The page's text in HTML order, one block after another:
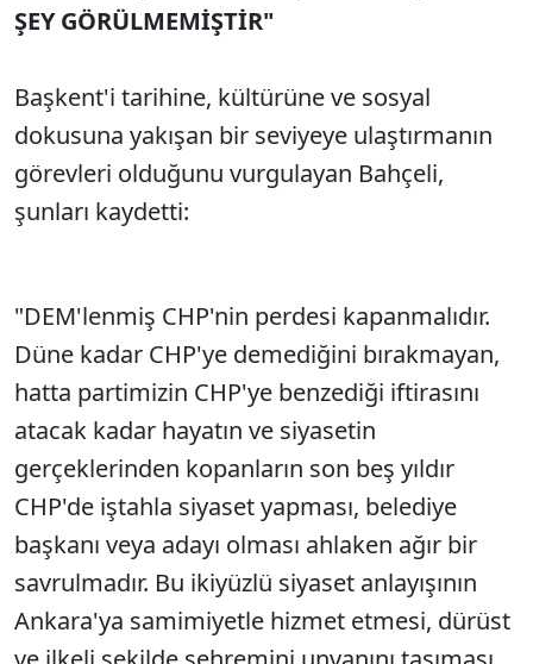
ŞEY GÖRÜLMEMİŞTİR"
Başkent'i tarihine, kültürüne ve sosyal
dokusuna yakışan bir seviyeye ulaştırmanın
görevleri olduğunu vurgulayan Bahçeli,
şunları kaydetti:
"DEM'lenmiş CHP'nin perdesi kapanmalıdır.
Düne kadar CHP'ye demediğini bırakmayan,
hatta partimizin CHP'ye benzediği iftirasını
atacak kadar hayatın ve siyasetin
gerçeklerinden kopanların son beş yıldır
CHP'de iştahla siyaset yapması, belediye
başkanı veya adayı olması ahlaken ağır bir
savrulmadır. Bu ikiyüzlü siyaset anlayışının
Ankara'ya samimiyetle hizmet etmesi, dürüst